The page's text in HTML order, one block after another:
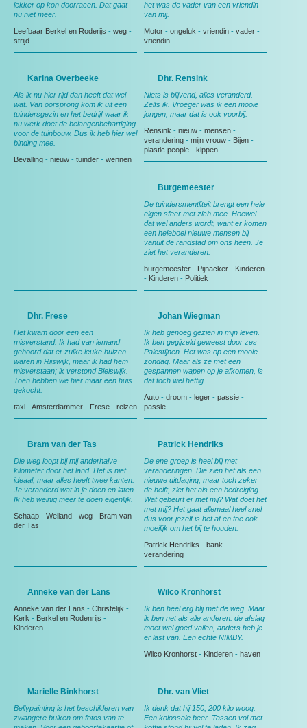
lekker op kon doorracen. Dat gaat
nu niet meer.
Leefbaar Berkel en Roderijs - weg -
strijd
het was de vader van een vriendin
van mij.
Motor - ongeluk - vriendin - vader -
vriendin
Karina Overbeeke
Als ik nu hier rijd dan heeft dat wel
wat. Van oorsprong kom ik uit een
tuindersgezin en het bedrijf waar ik
nu werk doet de belangenbehartiging
voor de tuinbouw. Dus ik heb hier wel
binding mee.
Bevalling - nieuw - tuinder - wennen
Dhr. Rensink
Niets is blijvend, alles veranderd.
Zelfs ik. Vroeger was ik een mooie
jongen, maar dat is ook voorbij.
Rensink - nieuw - mensen -
verandering - mijn vrouw - Bijen -
plastic people - kippen
Burgemeester
De tuindersmentliteit brengt een hele
eigen sfeer met zich mee. Hoewel
dat wel anders wordt, want er komen
een heleboel nieuwe mensen bij
vanuit de randstad om ons heen. Je
ziet het veranderen.
burgemeester - Pijnacker - Kinderen
- Kinderen - Politiek
Dhr. Frese
Het kwam door een een
misverstand. Ik had van iemand
gehoord dat er zulke leuke huizen
waren in Rijswijk, maar ik had hem
misverstaan; ik verstond Bleiswijk.
Toen hebben we hier maar een huis
gekocht.
taxi - Amsterdammer - Frese - reizen
Johan Wiegman
Ik heb genoeg gezien in mijn leven.
Ik ben gegijzeld geweest door zes
Palestijnen. Het was op een mooie
zondag. Maar als ze met een
gespannen wapen op je afkomen, is
dat toch wel heftig.
Auto - droom - leger - passie -
passie
Bram van der Tas
Die weg loopt bij mij anderhalve
kilometer door het land. Het is niet
ideaal, maar alles heeft twee kanten.
Je veranderd wat in je doen en laten.
Ik heb weinig meer te doen eigenlijk.
Schaap - Weiland - weg - Bram van
der Tas
Patrick Hendriks
De ene groep is heel blij met
veranderingen. Die zien het als een
nieuwe uitdaging, maar toch zeker
de helft, ziet het als een bedreiging.
Wat gebeurt er met mij? Wat doet het
met mij? Het gaat allemaal heel snel
dus voor jezelf is het af en toe ook
moeilijk om het bij te houden.
Patrick Hendriks - bank -
verandering
Anneke van der Lans
Anneke van der Lans - Christelijk -
Kerk - Berkel en Rodenrijs -
Kinderen
Wilco Kronhorst
Ik ben heel erg blij met de weg. Maar
ik ben net als alle anderen: de afslag
moet wel goed vallen, anders heb je
er last van. Een echte NIMBY.
Wilco Kronhorst - Kinderen - haven
Marielle Binkhorst
Bellypainting is het beschilderen van
zwangere buiken om fotos van te
Dhr. van Vliet
Ik denk dat hij 150, 200 kilo woog.
Een kolossale beer. Tassen vol met